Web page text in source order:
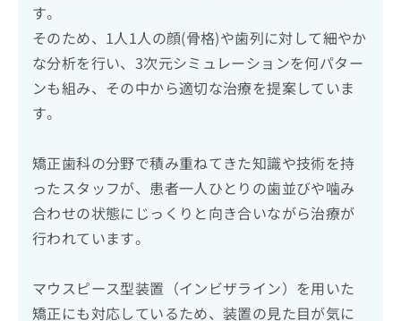
す。
そのため、1人1人の顔(骨格)や歯列に対して細やか
な分析を行い、3次元シミュレーションを何パター
ンも組み、その中から適切な治療を提案していま
す。
矯正歯科の分野で積み重ねてきた知識や技術を持
ったスタッフが、患者一人ひとりの歯並びや噛み
合わせの状態にじっくりと向き合いながら治療が
行われています。
マウスピース型装置（インビザライン）を用いた
矯正にも対応しているため、装置の見た目が気に